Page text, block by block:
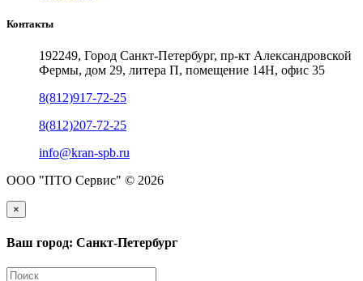
Контакты
192249, Город Санкт-Петербург, пр-кт Александровской
Фермы, дом 29, литера П, помещение 14Н, офис 35
8(812)917-72-25
8(812)207-72-25
info@kran-spb.ru
ООО "ПТО Сервис" © 2026
×
Ваш город: Санкт-Петербург